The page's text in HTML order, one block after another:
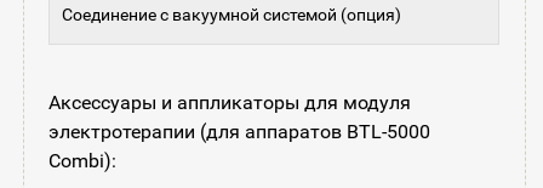
Соединение с вакуумной системой (опция)
Аксессуары и аппликаторы для модуля
электротерапии (для аппаратов BTL-5000
Combi):